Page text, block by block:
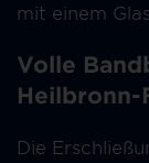
mit einem
Volle
Heilbronn-
Die